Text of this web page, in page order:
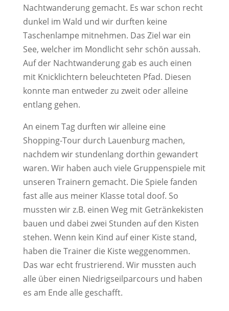
Nachtwanderung gemacht. Es war schon recht
dunkel im Wald und wir durften keine
Taschenlampe mitnehmen. Das Ziel war ein
See, welcher im Mondlicht sehr schön aussah.
Auf der Nachtwanderung gab es auch einen
mit Knicklichtern beleuchteten Pfad. Diesen
konnte man entweder zu zweit oder alleine
entlang gehen.
An einem Tag durften wir alleine eine
Shopping-Tour durch Lauenburg machen,
nachdem wir stundenlang dorthin gewandert
waren. Wir haben auch viele Gruppenspiele mit
unseren Trainern gemacht. Die Spiele fanden
fast alle aus meiner Klasse total doof. So
mussten wir z.B. einen Weg mit Getränkekisten
bauen und dabei zwei Stunden auf den Kisten
stehen. Wenn kein Kind auf einer Kiste stand,
haben die Trainer die Kiste weggenommen.
Das war echt frustrierend. Wir mussten auch
alle über einen Niedrigseilparcours und haben
es am Ende alle geschafft.